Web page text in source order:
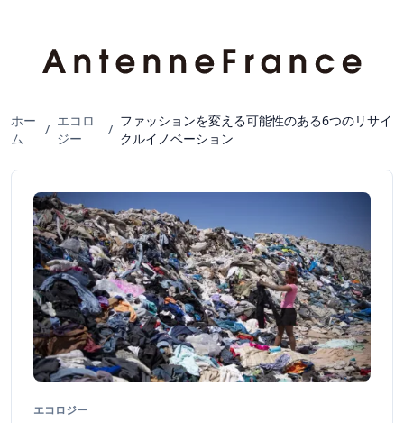
ホー
ム
/
エコロ
ジー
/
ファッションを変える可能性のある6つのリサイ
クルイノベーション
エコロジー